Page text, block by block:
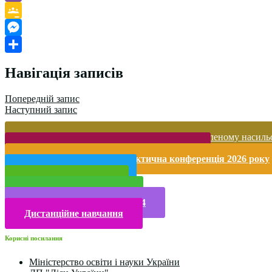
Viber
Google
Classroom
Messenger
Навігація записів
Попередній запис
Наступний запис
Запобігання домашньому та гендерно-зумовленому
Міжнародна науково-практична конференція 2026 року
Конкурси та олімпіади 2024
Дистанційне навчання
Корисні посилання
Міністерство освіти і науки України